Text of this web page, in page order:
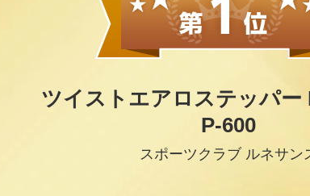
ツイストエアロステッパー
P-600
スポーツクラブ ルネサン